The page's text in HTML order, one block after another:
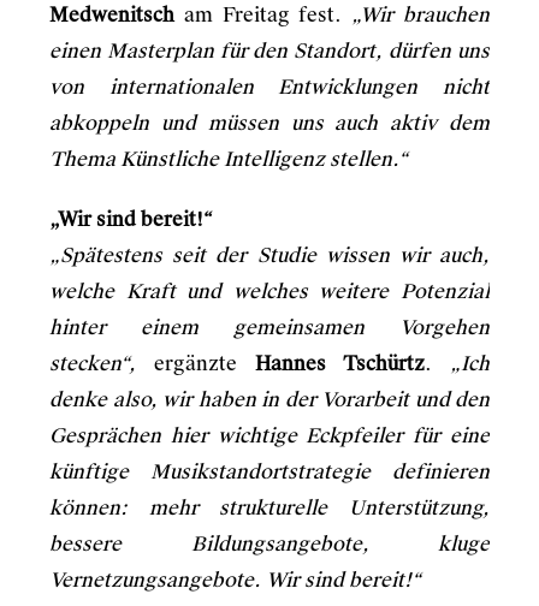
Medwenitsch am Freitag fest. „Wir brauchen
einen Masterplan für den Standort, dürfen uns
von internationalen Entwicklungen nicht
abkoppeln und müssen uns auch aktiv dem
Thema Künstliche Intelligenz stellen.“
„Wir sind bereit!“
„Spätestens seit der Studie wissen wir auch,
welche Kraft und welches weitere Potenzial
hinter einem gemeinsamen Vorgehen
stecken“, ergänzte Hannes Tschürtz. „Ich
denke also, wir haben in der Vorarbeit und den
Gesprächen hier wichtige Eckpfeiler für eine
künftige Musikstandortstrategie definieren
können: mehr strukturelle Unterstützung,
bessere Bildungsangebote, kluge
Vernetzungsangebote. Wir sind bereit!“